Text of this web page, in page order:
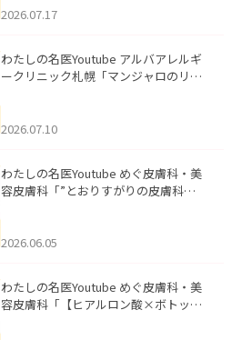
した。
2026.07.17
わたしの名医Youtube アルバアレルギ
ークリニック札幌「マンジャロのリア
た。
2026.07.10
わたしの名医Youtube めぐ皮膚科・美
容皮膚科「”とおりすがりの皮膚科
2026.06.05
わたしの名医Youtube めぐ皮膚科・美
容皮膚科「【ヒアルロン酸×ボトック